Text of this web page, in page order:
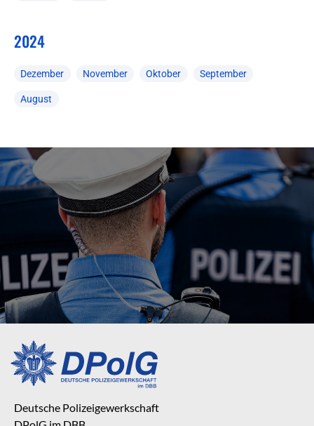
2024
Dezember November Oktober September
August
Deutsche Polizeigewerkschaft